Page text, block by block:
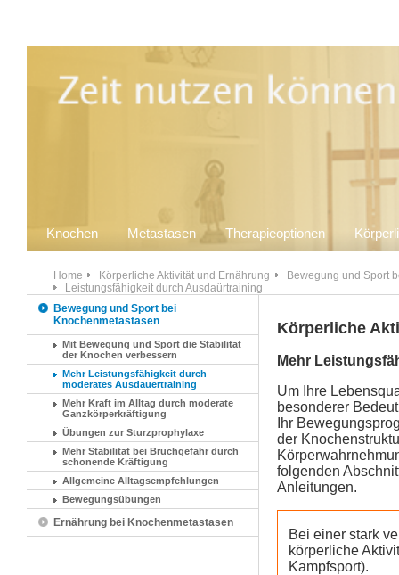
Knochen Metastasen Therapieoptionen
Home Körperliche Aktivität und Ernährung
Bewegung und Sport
Leistungsfähigkeit durch Ausdaürtraining
Bewegung und Sport bei
Knochenmetastasen
Mit Bewegung und Sport die Stabilität
der Knochen verbessern
Mehr Leistungsfähigkeit durch
moderates Ausdauertraining
Mehr Kraft im Alltag durch moderate
Ganzkörperkräftigung
Übungen zur Sturzprophylaxe
Mehr Stabilität bei Bruchgefahr durch
schonende Kräftigung
Allgemeine Alltagsempfehlungen
Bewegungsübungen
Ernährung bei Knochenmetastasen
Körperliche
Mehr
Um Ihre
besonderer
Ihr
der
folgenden
Anleitungen.
Bei einer stark
körperliche
Kampfsport).